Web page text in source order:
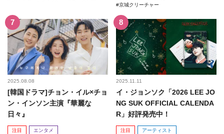
京城クリーチャー
2025.08.08
[韓国ドラマ]チョン・イル×チョ
ン・インソン主演『華麗な
日々』
注目 エンタメ
2025.11.11
イ・ジョンソク「2026 LEE JO
NG SUK OFFICIAL CALENDA
R」好評発売中！
注目 アーティスト